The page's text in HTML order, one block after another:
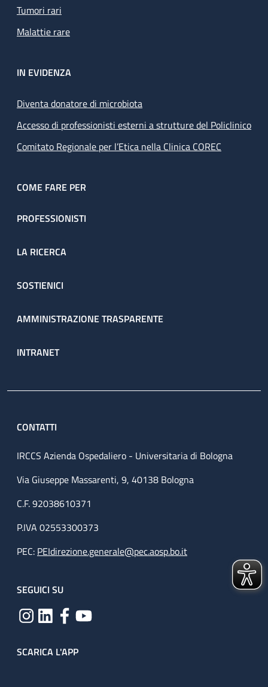
Tumori rari
Malattie rare
IN EVIDENZA
Diventa donatore di microbiota
Accesso di professionisti esterni a strutture del Policlinico
Comitato Regionale per l’Etica nella Clinica COREC
COME FARE PER
PROFESSIONISTI
LA RICERCA
SOSTIENICI
AMMINISTRAZIONE TRASPARENTE
INTRANET
CONTATTI
IRCCS Azienda Ospedaliero - Universitaria di Bologna
Via Giuseppe Massarenti, 9, 40138 Bologna
C.F. 92038610371
P.IVA 02553300373
PEC: PEIdirezione.generale@pec.aosp.bo.it
SEGUICI SU
SCARICA L'APP